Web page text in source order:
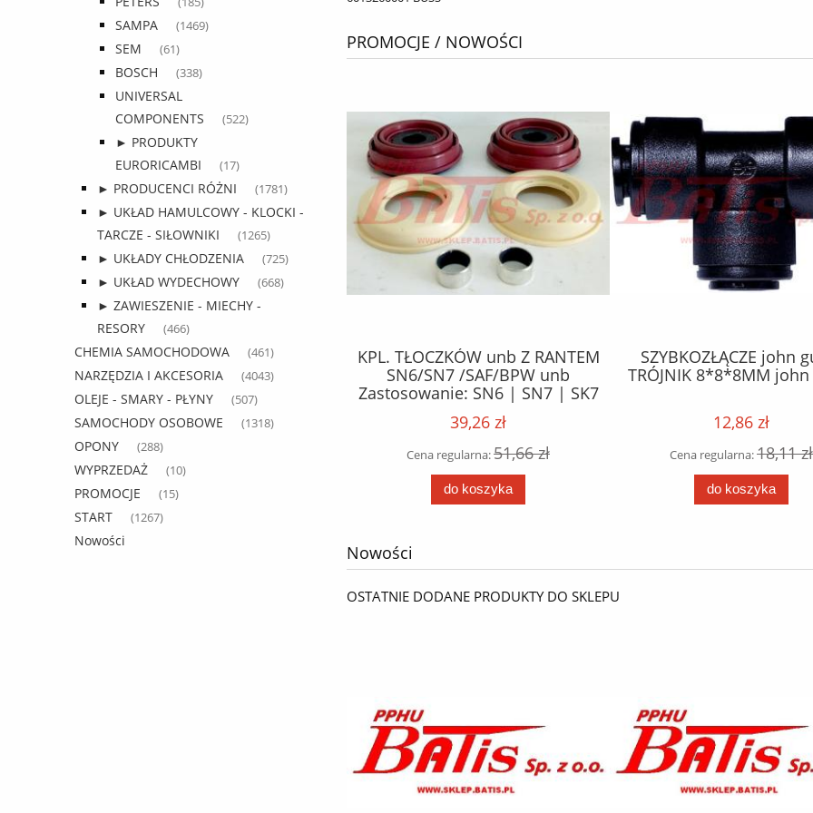
SAMPA (1469)
SEM (61)
BOSCH (338)
UNIVERSAL
COMPONENTS
(522)
► PRODUKTY
EURORICAMBI
(17)
► PRODUCENCI RÓŻNI (1781)
► UKŁAD HAMULCOWY - KLOCKI -
TARCZE - SIŁOWNIKI
(1265)
► UKŁADY CHŁODZENIA (725)
► UKŁAD WYDECHOWY (668)
► ZAWIESZENIE - MIECHY -
RESORY
(466)
CHEMIA SAMOCHODOWA (461)
NARZĘDZIA I AKCESORIA (4043)
OLEJE - SMARY - PŁYNY (507)
SAMOCHODY OSOBOWE (1318)
OPONY (288)
WYPRZEDAŻ (10)
PROMOCJE (15)
START (1267)
Nowości
PROMOCJE / NOWOŚCI
OLEJ shell / 20 litrów 15W40
RIMULA R4 L/ niskopopiołowy /
opakowanie 20 litrów /
sprzedajemy na sztuki /
455,23 zł
Cena regularna:
KPL. TŁOCZKÓW unb Z RANTEM
SN6/SN7 /SAF/BPW unb
Zastosowanie: SN6 | SN7 | SK7
39,26 zł
Cena regularna:51,66 zł
do koszyka
SZYBKOZŁĄCZE john
TRÓJNIK 8*8*8MM
12,86 zł
Cena regularna:18,11 zł
do koszyka
Nowości
OSTATNIE DODANE PRODUKTY DO SKLEPU